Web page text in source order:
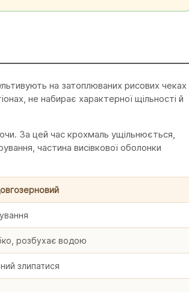
на затоплюваних рисових чеках
не набирає характерної щільності й
За цей час крохмаль ущільнюється,
частина висівкової оболонки
розбухає водою
злипатися